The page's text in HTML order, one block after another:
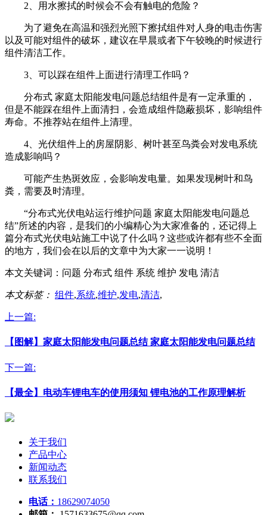
2、用水擦拭的时候会不会有触电的危险？
为了避免在高温和强烈光照下擦拭组件对人身的电击伤害
以及可能对组件的破坏，建议在早晨或者下午较晚的时候进行
组件清洁工作。
3、可以踩在组件上面进行清理工作吗？
分布式 家庭太阳能发电问题总结组件是有一定承重的，
但是不能踩在组件上面清扫，会造成组件隐蔽损坏，影响组件
寿命。不推荐站在组件上清理。
4、光伏组件上的房屋阴影、树叶甚至鸟粪会对发电系统
造成影响吗？
可能产生热斑效应，会影响发电量。如果发现树叶和鸟
粪，需要及时清理。
“分布式光伏电站运行维护问题 家庭太阳能发电问题总
结”所述的内容，是我们的小编精心为大家准备的，还记得上
篇分布式光伏电站施工中说了什么吗？这些或许都有些不全面
的地方，我们会在以后的文章中为大家一一说明！
本文关键词： 问题 分布式 组件 系统 维护 发电 清洁
本文标签： 组件,系统,维护,发电,清洁,
上一篇:
【图解】家庭太阳能发电问题总结 家庭太阳能发电问题总结
下一篇:
【最全】电动车锂电车的使用须知 锂电池的工作原理解析
关于我们
产品中心
新闻动态
联系我们
电话： 18629074050